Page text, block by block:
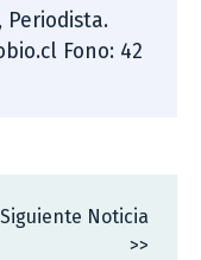
Periodista.
Fono: 42
Siguiente Noticia
>>